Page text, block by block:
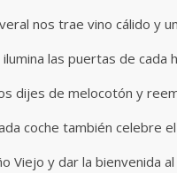
nos trae vino cálido y
las puertas de cada
dijes de melocotón y
Viejo y dar la bienvenida